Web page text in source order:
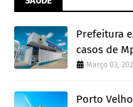
Prefeitura
casos de
Março 03,
Porto